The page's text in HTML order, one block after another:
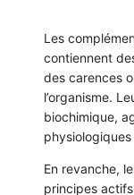
Les
contiennent
des carences
l’organisme.
biochimique,
En revanche,
principes